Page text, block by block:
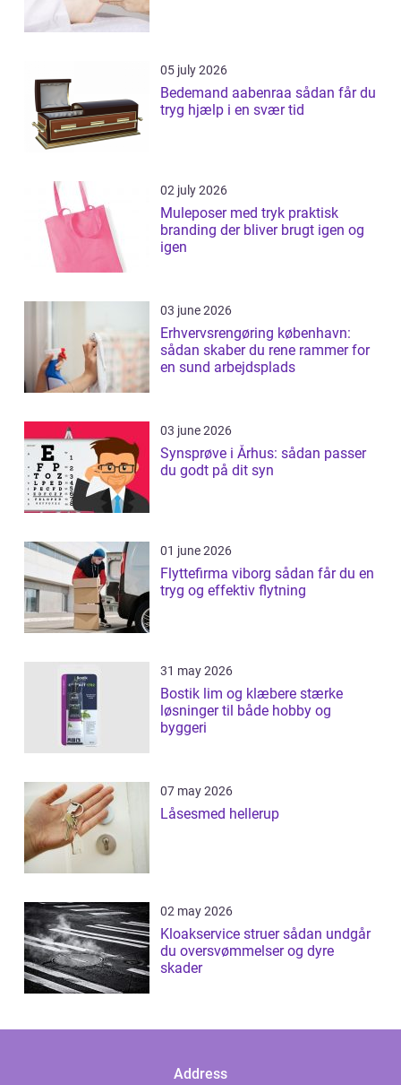
05 july 2026
Bedemand aabenraa sådan får du
tryg hjælp i en svær tid
02 july 2026
Muleposer med tryk praktisk
branding der bliver brugt igen og
igen
03 june 2026
Erhvervsrengøring københavn:
sådan skaber du rene rammer for
en sund arbejdsplads
03 june 2026
Synsprøve i Århus: sådan passer
du godt på dit syn
01 june 2026
Flyttefirma viborg sådan får du en
tryg og effektiv flytning
31 may 2026
Bostik lim og klæbere stærke
løsninger til både hobby og
byggeri
07 may 2026
Låsesmed hellerup
02 may 2026
Kloakservice struer sådan undgår
du oversvømmelser og dyre
skader
Address